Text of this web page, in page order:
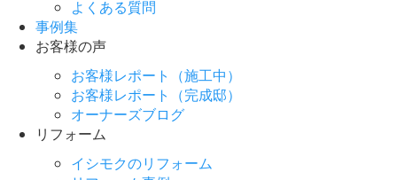
よくある質問
事例集
お客様の声
お客様レポート（施工中）
お客様レポート（完成邸）
オーナーズブログ
リフォーム
イシモクのリフォーム